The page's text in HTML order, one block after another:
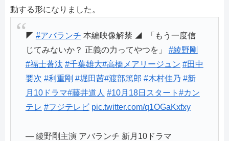
動する形になりました。
◤ #アバランチ 本編映像解禁 ◢ ⁡ 「もう一度信
じてみないか？ 正義の力ってやつを」 ⁡ #綾野剛
#福士蒼汰 #千葉雄大#高橋メアリージュン #田中
要次 #利重剛 #堀田茜#渡部篤郎 #木村佳乃 #新
月10ドラマ#藤井道人 #10月18日スタート #カン
テレ #フジテレビ pic.twitter.com/q1OGaKxfxy
— 綾野剛主演 アバランチ 新月10ドラマ